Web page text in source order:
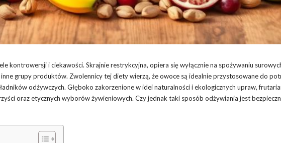
kontrowersji i ciekawości. Skrajnie restrykcyjna, opiera się wyłącznie na spożywaniu
grupy produktów. Zwolennicy tej diety wierzą, że owoce są idealnie przystosowane do
odżywczych. Głęboko zakorzenione w idei naturalności i ekologicznych upraw,
oraz etycznych wyborów żywieniowych. Czy jednak taki sposób odżywiania jest